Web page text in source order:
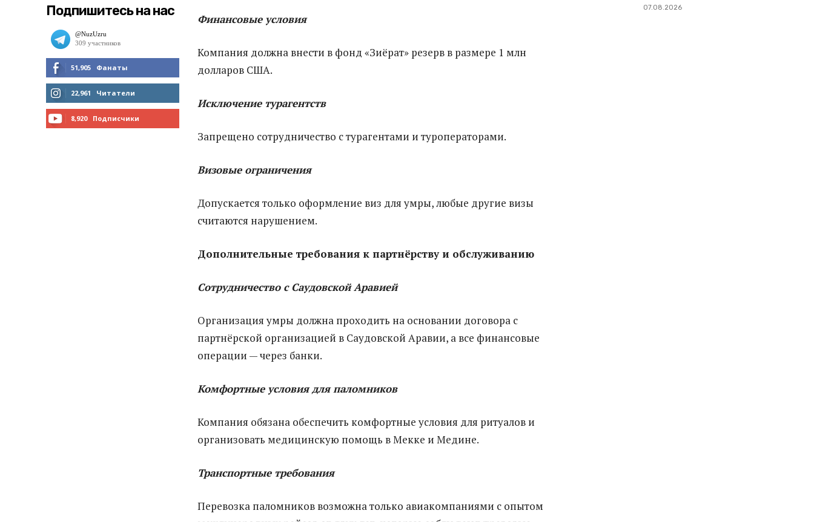
Подпишитесь на нас
51,905 Фанаты
МНЕ НРАВИТСЯ
22,961 Читатели
8,920 Подписчики
Финансовые условия
Компания должна внести в фонд «Зиёрат» резерв в размере 1 млн
долларов США.
Исключение турагентств
Запрещено сотрудничество с турагентами и туроператорами.
Визовые ограничения
Допускается только оформление виз для умры, любые другие визы
считаются нарушением.
Дополнительные требования к партнёрству и обслуживанию
Сотрудничество с Саудовской Аравией
Организация умры должна проходить на основании договора с
партнёрской организацией в Саудовской Аравии, а все финансовые
операции — через банки.
Комфортные условия для паломников
Компания обязана обеспечить комфортные условия для ритуалов и
организовать медицинскую помощь в Мекке и Медине.
Транспортные требования
Перевозка паломников возможна только авиакомпаниями с опытом
07.08.2026